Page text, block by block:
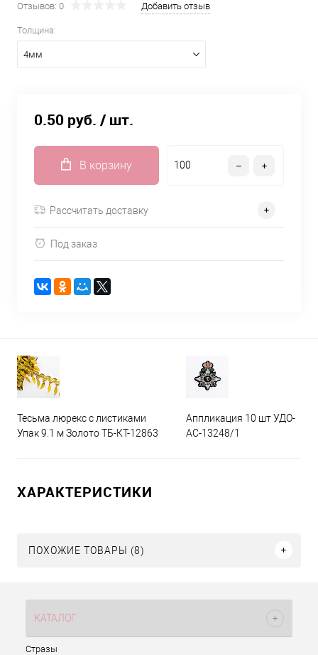
Отзывов: 0 Добавить отзыв
Толщина:
4мм
0.50 руб. / шт.
В корзину
Рассчитать доставку
Под заказ
Тесьма люрекс с листиками
Упак 9.1 м Золото ТБ-КТ-12863
Аппликация 10 шт УДО-
АС-13248/1
ХАРАКТЕРИСТИКИ
ПОХОЖИЕ ТОВАРЫ (8)
КАТАЛОГ
Стразы